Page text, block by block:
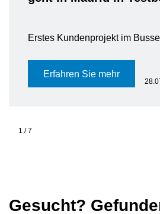
Erstes Kundenprojekt im
Erfahren Sie mehr
1 /7
Gesucht?